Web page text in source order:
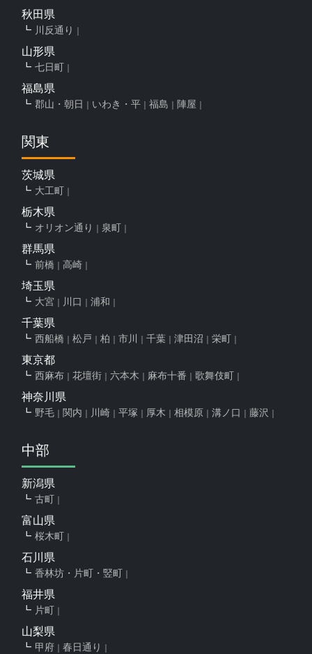
秋田県
川反通り
山形県
七日町
福島県
郡山・朝日 いわき・平 福島 陣屋
関東
茨城県
大工町
栃木県
オリオン通り 泉町
群馬県
前橋 高崎
埼玉県
大宮 川口 浦和
千葉県
西船橋 松戸 柏 市川 千葉 津田沼 栄町
東京都
西麻布 花壇街 六本木 麻布十番 歌舞伎町
神奈川県
野毛 関内 川崎 平塚 厚木 相模原 溝ノ口 藤沢
中部
新潟県
古町
富山県
桜木町
石川県
香林坊・片町・竪町
福井県
片町
山梨県
甲府 春日通り